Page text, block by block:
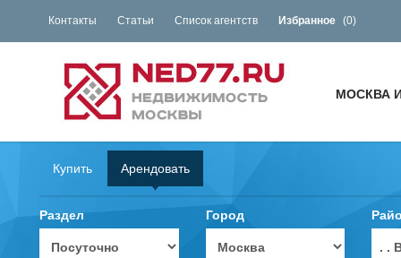
Контакты Статьи Список агентств Избранное (0)
МОСКВА
Купить Арендовать
Раздел Город
. .